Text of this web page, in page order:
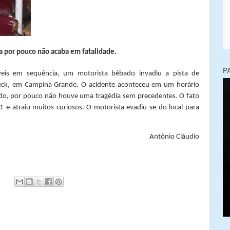
por pouco não acaba em fatalidade.
em sequência, um motorista bêbado invadiu a pista de
em Campina Grande. O acidente aconteceu em um horário
por pouco não houve uma tragédia sem precedentes. O fato
atraiu muitos curiosos. O motorista evadiu-se do local para
Antônio Cláudio